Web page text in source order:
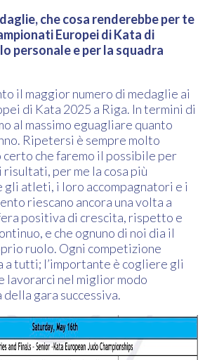
che cosa renderebbe per te
Europei di Kata di
personale e per la squadra
il maggior numero di medaglie ai
di Kata 2025 a Riga. In termini di
al massimo eguagliare quanto
Ripetersi è sempre molto
certo che faremo il possibile per
per me la cosa più
gli atleti, i loro accompagnatori e i
riescano ancora una volta a
positiva di crescita, rispetto e
e che ognuno di noi dia il
ruolo. Ogni competizione
a tutti; l’importante è cogliere gli
lavorarci nel miglior modo
gara successiva.